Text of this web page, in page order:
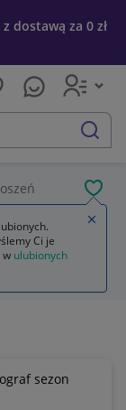
dostawą za 0 zł
szukaj
sezon
Ci je
w ulubionych